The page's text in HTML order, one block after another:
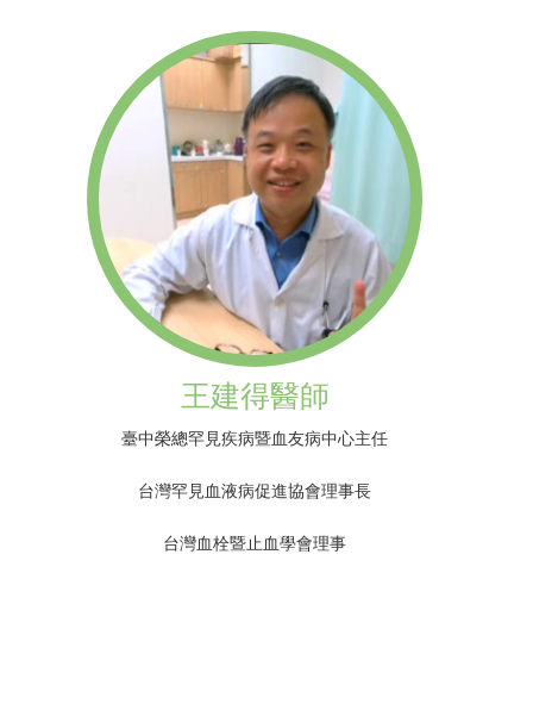
王建得醫師
臺中榮總罕見疾病暨血友病中心主任
台灣罕見血液病促進協會理事長
台灣血栓暨止血學會理事